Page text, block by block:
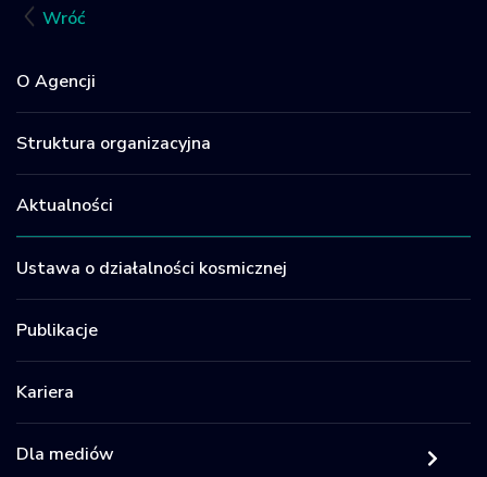
Wróć
O Agencji
Struktura organizacyjna
Aktualności
Ustawa o działalności kosmicznej
Publikacje
Kariera
Dla mediów